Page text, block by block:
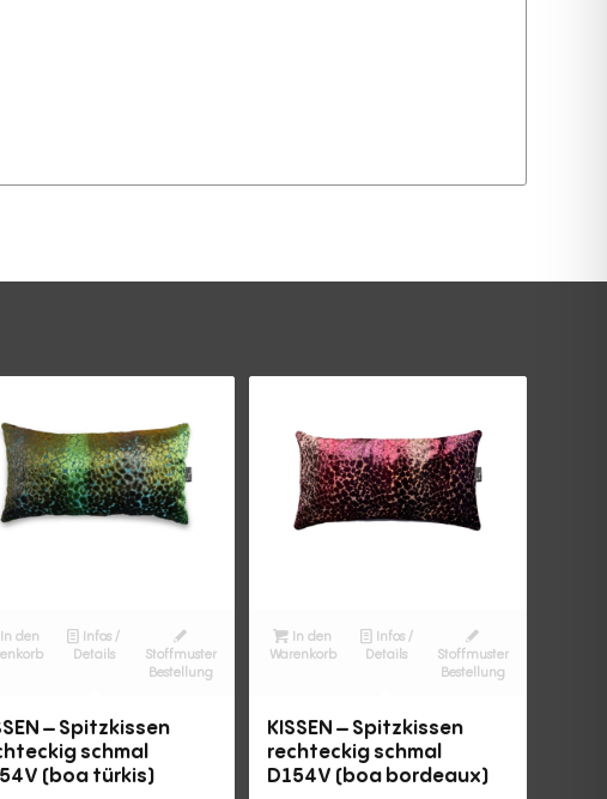
den
Infos /
Details
Stoffmuster
Bestellung
– Spitzkissen
schmal
(boa türkis)
In den
Warenkorb
Infos /
Details
Stoffmuster
Bestellung
KISSEN – Spitzkissen
rechteckig schmal
D154V (boa bordeaux)